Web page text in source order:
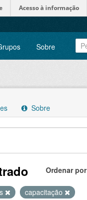
Acesso à informação
Sobre
Sobre
Ordenar por
capacitação